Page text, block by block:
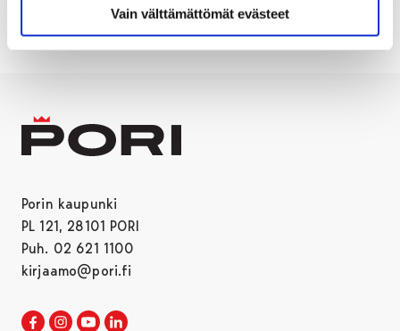
Vain välttämättömät evästeet
Porin kaupunki
PL 121, 28101 PORI
Puh. 02 621 1100
kirjaamo@pori.fi
Porin kaupunki Facebookissa
Avautuu uudessa välilehdessä
Porin kaupunki Instagramissa
Avautuu uudessa välilehdessä
Porin kaupunki Youtubessa
Avautuu uudessa välilehdessä